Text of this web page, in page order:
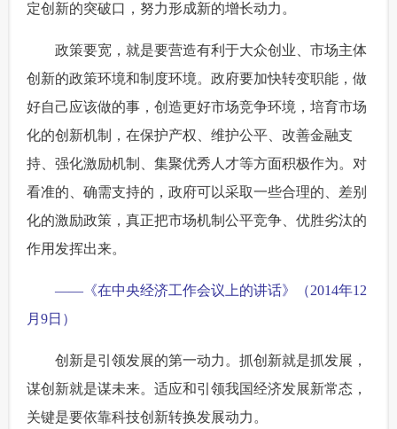
定创新的突破口，努力形成新的增长动力。
政策要宽，就是要营造有利于大众创业、市场主体
创新的政策环境和制度环境。政府要加快转变职能，做
好自己应该做的事，创造更好市场竞争环境，培育市场
化的创新机制，在保护产权、维护公平、改善金融支
持、强化激励机制、集聚优秀人才等方面积极作为。对
看准的、确需支持的，政府可以采取一些合理的、差别
化的激励政策，真正把市场机制公平竞争、优胜劣汰的
作用发挥出来。
——《在中央经济工作会议上的讲话》（2014年12
月9日）
创新是引领发展的第一动力。抓创新就是抓发展，
谋创新就是谋未来。适应和引领我国经济发展新常态，
关键是要依靠科技创新转换发展动力。